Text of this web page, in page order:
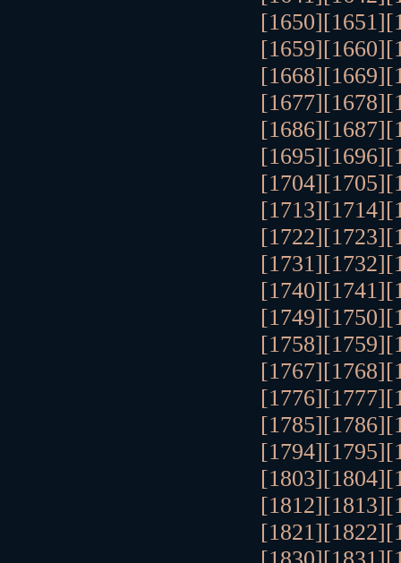
[1650][1651]
[1659][1660]
[1668][1669]
[1677][1678]
[1686][1687]
[1695][1696]
[1704][1705]
[1713][1714]
[1722][1723]
[1731][1732]
[1740][1741]
[1749][1750]
[1758][1759]
[1767][1768]
[1776][1777]
[1785][1786]
[1794][1795]
[1803][1804]
[1812][1813]
[1821][1822]